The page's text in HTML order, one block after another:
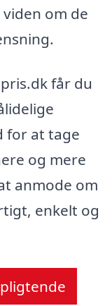
om de
får du
for at tage
og mere
anmode om
enkelt og